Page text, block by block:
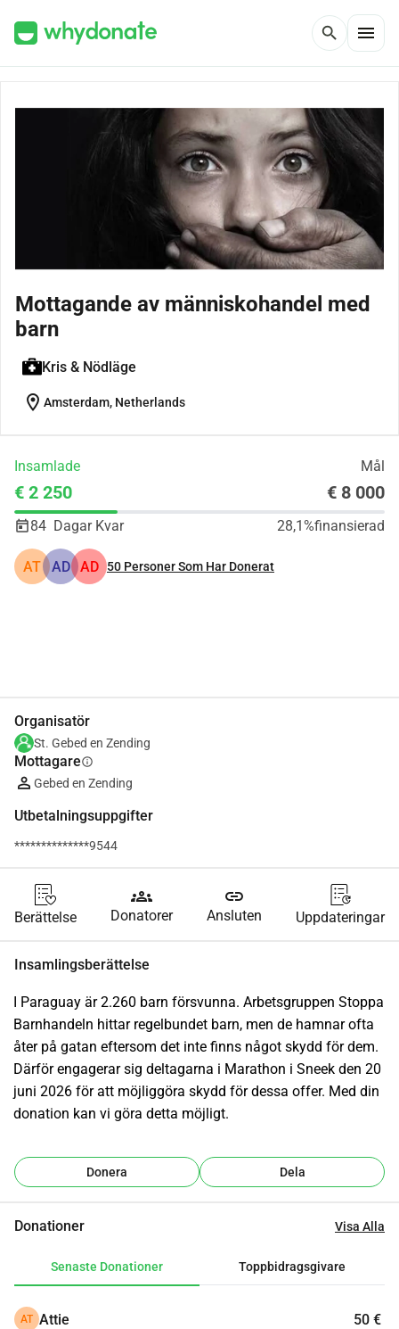
search menu
Mottagande av människohandel med
barn
Kris & Nödläge
location_on Amsterdam, Netherlands
Insamlade Mål
€ 2 250 € 8 000
84 Dagar Kvar 28,1%finansierad
AT AD AD 50 Personer Som Har Donerat
Organisatör
St. Gebed en Zending
Mottagareinfo
Gebed en Zending
Utbetalningsuppgifter
**************9544
Berättelse
groups
Donatorer
link
Ansluten Uppdateringar
Insamlingsberättelse
I Paraguay är 2.260 barn försvunna. Arbetsgruppen Stoppa
Barnhandeln hittar regelbundet barn, men de hamnar ofta
åter på gatan eftersom det inte finns något skydd för dem.
Därför engagerar sig deltagarna i Marathon i Sneek den 20
juni 2026 för att möjliggöra skydd för dessa offer. Med din
donation kan vi göra detta möjligt.
Donera Dela
Donationer Visa Alla
Senaste Donationer Toppbidragsgivare
AT Attie 50 €